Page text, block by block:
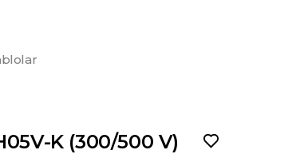
K (300/500 V)